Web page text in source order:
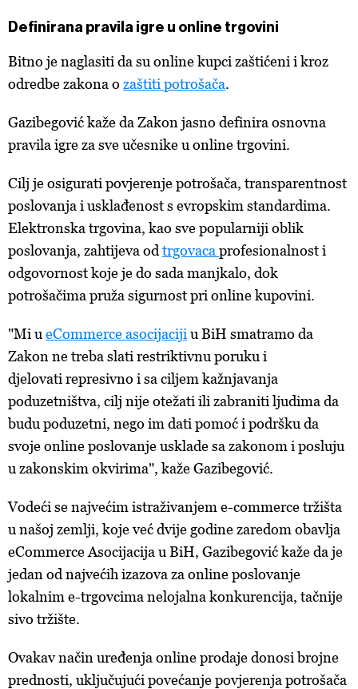
Definirana pravila igre u online trgovini
Bitno je naglasiti da su online kupci zaštićeni i kroz
odredbe zakona o zaštiti potrošača.
Gazibegović kaže da Zakon jasno definira osnovna
pravila igre za sve učesnike u online trgovini.
Cilj je osigurati povjerenje potrošača, transparentnost
poslovanja i usklađenost s evropskim standardima.
Elektronska trgovina, kao sve popularniji oblik
poslovanja, zahtijeva od trgovaca profesionalnost i
odgovornost koje je do sada manjkalo, dok
potrošačima pruža sigurnost pri online kupovini.
"Mi u eCommerce asocijaciji u BiH smatramo da
Zakon ne treba slati restriktivnu poruku i
djelovati represivno i sa ciljem kažnjavanja
poduzetništva, cilj nije otežati ili zabraniti ljudima da
budu poduzetni, nego im dati pomoć i podršku da
svoje online poslovanje usklade sa zakonom i posluju
u zakonskim okvirima", kaže Gazibegović.
Vodeći se najvećim istraživanjem e-commerce tržišta
u našoj zemlji, koje već dvije godine zaredom obavlja
eCommerce Asocijacija u BiH, Gazibegović kaže da je
jedan od najvećih izazova za online poslovanje
lokalnim e-trgovcima nelojalna konkurencija, tačnije
sivo tržište.
Ovakav način uređenja online prodaje donosi brojne
prednosti, uključujući povećanje povjerenja potrošača